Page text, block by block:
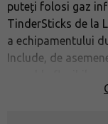
puteți folosi gaz
TinderSticks de la
a echipamentului
Include, de